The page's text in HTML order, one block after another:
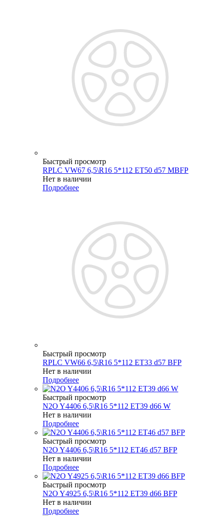
Быстрый просмотр
RPLC VW67 6,5\R16 5*112 ET50 d57 MBFP
Нет в наличии
Подробнее
Быстрый просмотр
RPLC VW66 6,5\R16 5*112 ET33 d57 BFP
Нет в наличии
Подробнее
Быстрый просмотр
N2O Y4406 6,5\R16 5*112 ET39 d66 W
Нет в наличии
Подробнее
Быстрый просмотр
N2O Y4406 6,5\R16 5*112 ET46 d57 BFP
Нет в наличии
Подробнее
Быстрый просмотр
N2O Y4925 6,5\R16 5*112 ET39 d66 BFP
Нет в наличии
Подробнее